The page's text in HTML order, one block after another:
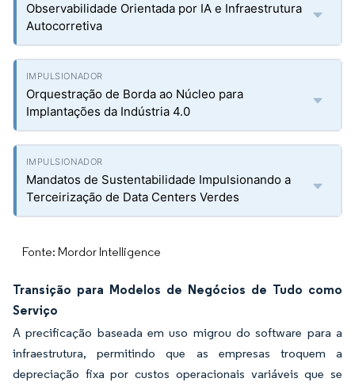
Observabilidade Orientada por IA e Infraestrutura
Autocorretiva
Orquestração de Borda ao Núcleo para
Implantações da Indústria 4.0
Mandatos de Sustentabilidade Impulsionando a
Terceirização de Data Centers Verdes
Fonte: Mordor Intelligence
Transição para Modelos de Negócios de Tudo como
Serviço
A precificação baseada em uso migrou do software para a
infraestrutura, permitindo que as empresas troquem a
depreciação fixa por custos operacionais variáveis que se